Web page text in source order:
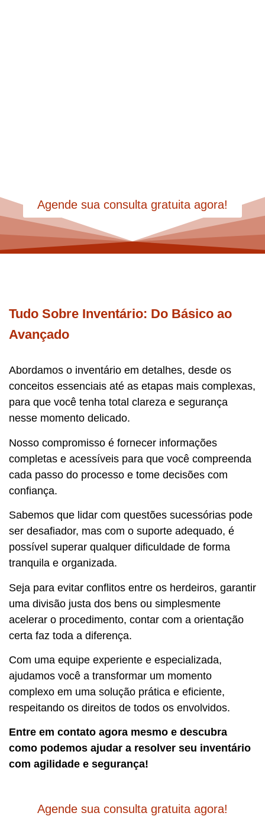
Agende sua consulta gratuita agora!
Tudo Sobre Inventário: Do Básico ao
Avançado
Abordamos o inventário em detalhes, desde os
conceitos essenciais até as etapas mais complexas,
para que você tenha total clareza e segurança
nesse momento delicado.
Nosso compromisso é fornecer informações
completas e acessíveis para que você compreenda
cada passo do processo e tome decisões com
confiança.
Sabemos que lidar com questões sucessórias pode
ser desafiador, mas com o suporte adequado, é
possível superar qualquer dificuldade de forma
tranquila e organizada.
Seja para evitar conflitos entre os herdeiros, garantir
uma divisão justa dos bens ou simplesmente
acelerar o procedimento, contar com a orientação
certa faz toda a diferença.
Com uma equipe experiente e especializada,
ajudamos você a transformar um momento
complexo em uma solução prática e eficiente,
respeitando os direitos de todos os envolvidos.
Entre em contato agora mesmo e descubra
como podemos ajudar a resolver seu inventário
com agilidade e segurança!
Agende sua consulta gratuita agora!